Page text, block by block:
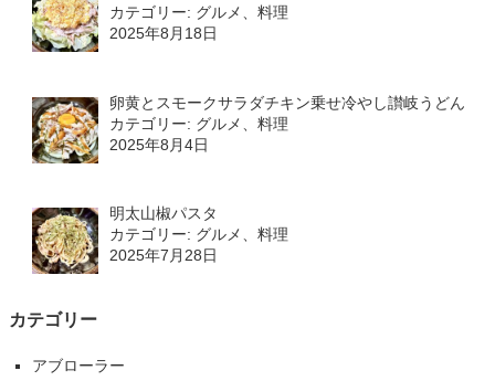
カテゴリー: グルメ、料理
2025年8月18日
卵黄とスモークサラダチキン乗せ冷やし讃岐うどん
カテゴリー: グルメ、料理
2025年8月4日
明太山椒パスタ
カテゴリー: グルメ、料理
2025年7月28日
カテゴリー
アブローラー